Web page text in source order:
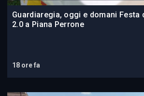
Guardiaregia, oggi e domani Festa
2.0 a Piana Perrone
18 ore fa